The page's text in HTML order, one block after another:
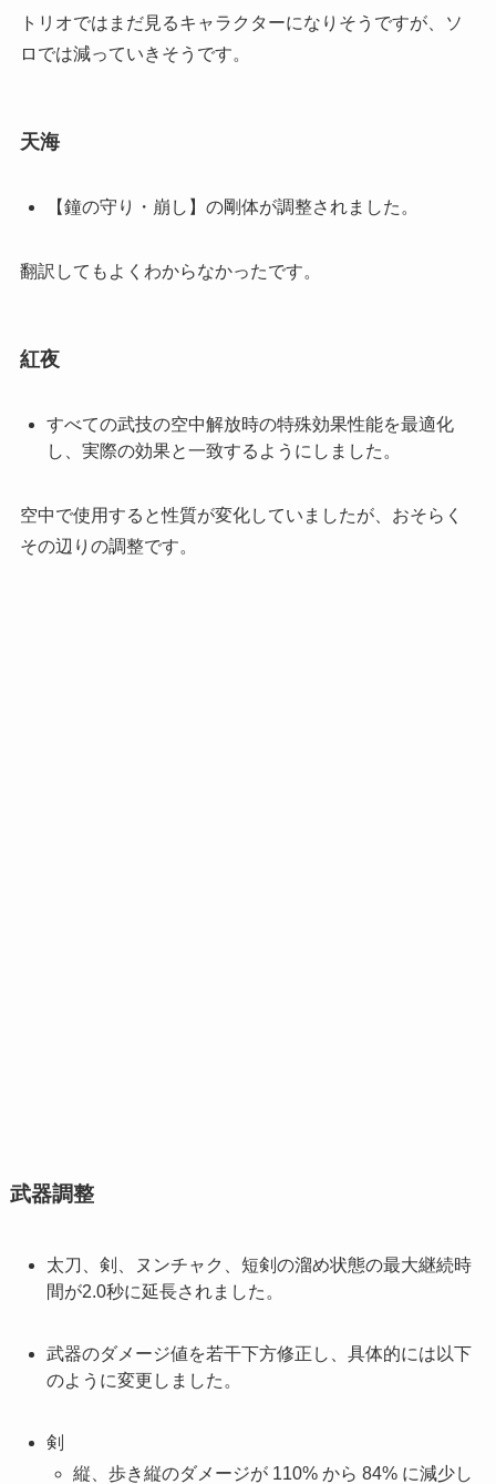
トリオではまだ見るキャラクターになりそうですが、ソ
ロでは減っていきそうです。
天海
【鐘の守り・崩し】の剛体が調整されました。
翻訳してもよくわからなかったです。
紅夜
すべての武技の空中解放時の特殊効果性能を最適化
し、実際の効果と一致するようにしました。
空中で使用すると性質が変化していましたが、おそらく
その辺りの調整です。
武器調整
太刀、剣、ヌンチャク、短剣の溜め状態の最大継続時
間が2.0秒に延長されました。
武器のダメージ値を若干下方修正し、具体的には以下
のように変更しました。
剣
縦、歩き縦のダメージが 110% から 84% に減少し